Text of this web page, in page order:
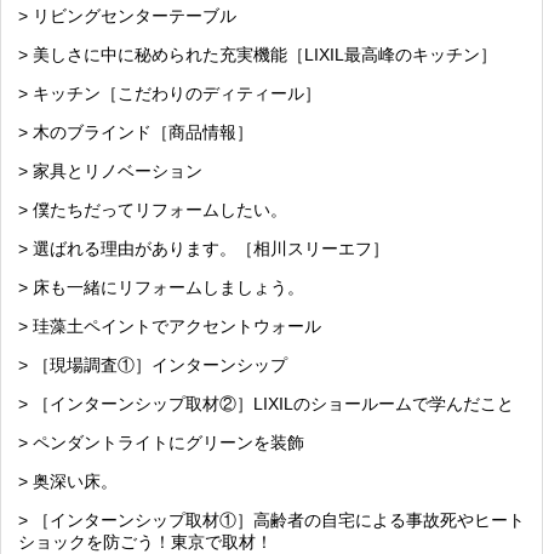
> リビングセンターテーブル
> 美しさに中に秘められた充実機能［LIXIL最高峰のキッチン］
> キッチン［こだわりのディティール］
> 木のブラインド［商品情報］
> 家具とリノベーション
> 僕たちだってリフォームしたい。
> 選ばれる理由があります。［相川スリーエフ］
> 床も一緒にリフォームしましょう。
> 珪藻土ペイントでアクセントウォール
> ［現場調査①］インターンシップ
> ［インターンシップ取材②］LIXILのショールームで学んだこと
> ペンダントライトにグリーンを装飾
> 奥深い床。
> ［インターンシップ取材①］高齢者の自宅による事故死やヒート
ショックを防ごう！東京で取材！